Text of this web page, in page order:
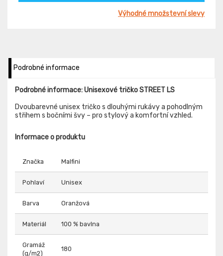
Výhodné množstevní slevy
Podrobné informace
Podrobné informace: Unisexové tričko STREET LS
Dvoubarevné unisex tričko s dlouhými rukávy a pohodlným
střihem s bočními švy – pro stylový a komfortní vzhled.
Informace o produktu
Značka Malfini
Pohlaví Unisex
Barva Oranžová
Materiál 100 % bavlna
Gramáž
(g/m2)
180